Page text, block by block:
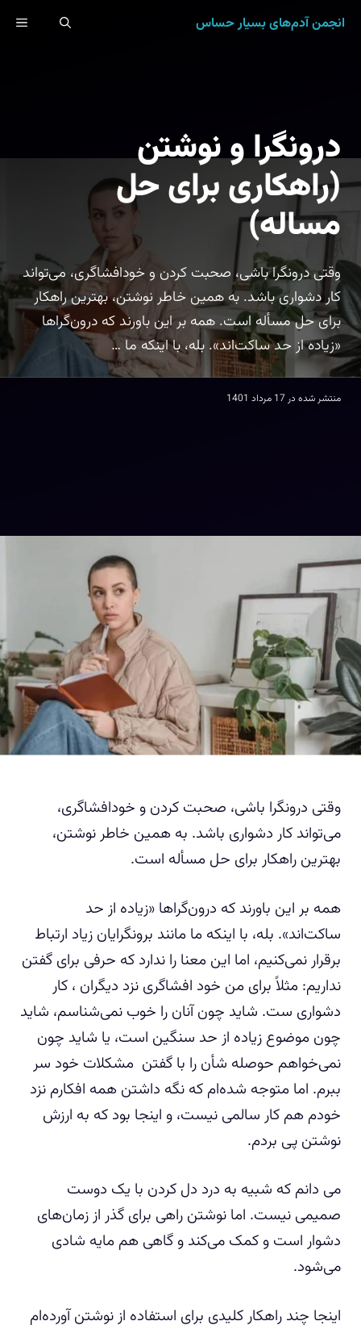
پرش
انجمن آدم‌های بسیار حساس
درونگرا و نوشتن
(راهکاری برای حل
مساله)‏
وقتی درونگرا باشی، صحبت کردن و خودافشاگری، می‌تواند
کار دشواری باشد. به همین خاطر نوشتن، بهترین راهکار
برای حل مسأله است. همه بر این باورند که درون‌گراها
«زیاده از حد ساکت‌اند». بله، با اینکه ما …
منتشر شده در 17 مرداد 1401
وقتی درونگرا باشی، صحبت کردن و خودافشاگری،
می‌تواند کار دشواری باشد. به همین خاطر نوشتن،
بهترین راهکار برای حل مسأله است.
همه بر این باورند که درون‌گراها «زیاده از حد
ساکت‌اند». بله، با اینکه ما مانند برونگرایان زیاد ارتباط
برقرار نمی‌کنیم، اما این معنا را ندارد که حرفی برای گفتن
نداریم: مثلاً برای من خود افشاگری نزد دیگران ، کار
دشواری ست. شاید چون آنان را خوب نمی‌شناسم، شاید
چون موضوع زیاده از حد سنگین است، یا شاید چون
نمی‌خواهم حوصله شأن را با گفتن مشکلات خود سر
ببرم. اما متوجه شده‌ام که نگه داشتن همه افکارم نزد
خودم هم کار سالمی نیست، و اینجا بود که به ارزش
نوشتن پی بردم.
می دانم که شبیه به درد دل کردن با یک دوست
صمیمی نیست. اما نوشتن راهی برای گذر از زمان‌های
دشوار است و کمک می‌کند و گاهی هم مایه شادی
می‌شود.
اینجا چند راهکار کلیدی برای استفاده از نوشتن آورده‌ام